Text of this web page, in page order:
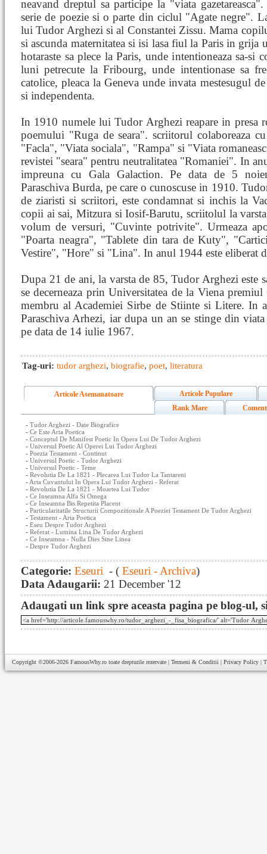
neavand dreptul sa participe la "viata
serie de poezie si o parte din ciclul "Agate negre".
lui Tudor Arghezi si al Constantei Zissu. Mama
si ascunda maternitatea si isi lasa fiul la Paris in
hotaraste sa plece la Paris, unde intentioneaza sa-si
luni petrecute la Fribourg, unde intentionase sa
catolice, pleaca la Geneva unde invata mestesugul
si independenta.
In 1910 numele lui Tudor Arghezi reapare in presa
poemului "Ruga de seara". scriitorul colaboreaza
"Facla", "Viata sociala", "Rampa" si "Viata
revistei "seara" pentru neutralitatea "Romaniei". In
impreuna cu Gala Galaction. Pe data de 5
Paraschiva Burda, pe care o cunoscuse in 1910.
de ziaristi si scriitori, este condamnat si inchis la
copii ai sai, Mitzura si Iosif-Barutu, scriitolul la
volum de versuri, "Cuvinte potrivite". Urmeaza
"Poarta neagra", "Tablete din tara de Kuty",
Vestire", "Hore" si "Lina". In anul 1944 este eliberat
Dupa 21 de ani, la varsta de 85, Tudor Arghezi este
se decerneaza prin Universitatea de la Viena
membru al Academiei Sirbe de Stiinte si Litere. In
Paraschiva Arhezi, iar dupa un an se stinge din
pe data de 14 iulie 1967.
Tag-uri: tudor arghezi, biografie, poet, literatura
Articole Asemanatoare
Articole Populare
Rank Mare
- Tudor Arghezi - Date Biografice
- Ce Este Arta Poetica
- Conceptul De Manifest Poetic In Opera Lui De Tudor Arghezi
- Universul Poetic Al Operei Lui Tudor Arghezi
- Poezia Testament - Continut
- Universul Poetic - Tudor Arghezi
- Universul Poetic - Teme
- Revolutia De La 1821 - Plecarea Lui Tudor La Tantareni
- Arta Cuvantului In Opera Lui Tudor Arghezi - Referat
- Revolutia De La 1821 - Moartea Lui Tudor
- Ce Inseamna Alfa Si Omega
- Ce Inseamna Bis Repetita Placent
- Particularitatile Structurii Compozitionale A Poeziei Testament De Tudor Arghezi
- Testament - Arta Poetica
- Eseu Despre Tudor Arghezi
- Referat - Lumina Lina De Tudor Arghezi
- Ce Inseamna - Nulla Dies Sine Linea
- Despre Tudor Arghezi
Categorie: Eseuri - ( Eseuri - Archiva)
Data Adaugarii: 21 December '12
Adaugati un link spre aceasta pagina pe blog-ul,
Copyright ©2006-2026 FamousWhy.ro toate drepturile rezervate | Termeni & Conditii | Privacy Policy |